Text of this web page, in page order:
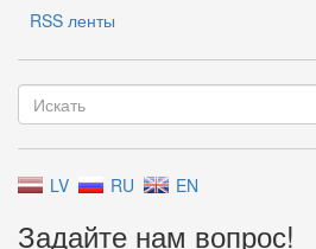
RSS ленты
LV RU EN
Задайте нам вопрос!